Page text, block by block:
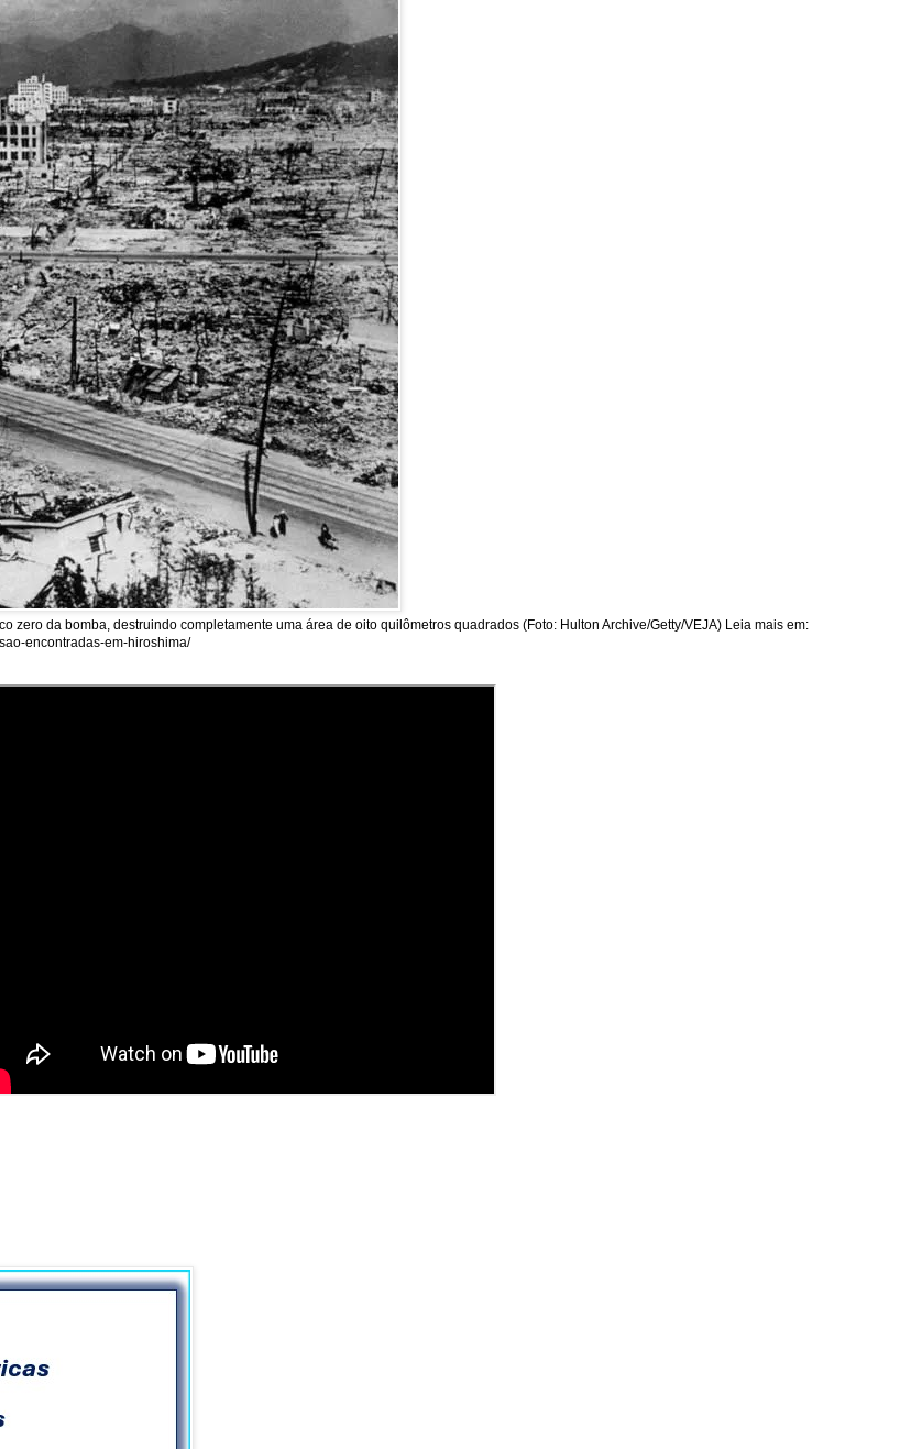
zero da bomba, destruindo completamente uma área de oito quilômetros quadrados (Foto: Hulton Archive/Getty/VEJA) Leia mais em:
encontradas-em-hiroshima/